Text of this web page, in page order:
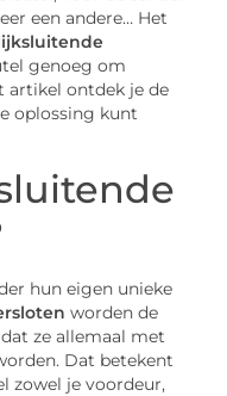
een andere… Het
genoeg om
artikel ontdek je de
oplossing kunt
hun eigen unieke
worden de
ze allemaal met
Dat betekent
zowel je voordeur,